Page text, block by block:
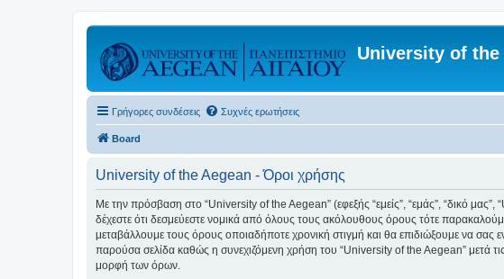
University of the
Γρήγορες συνδέσεις Συχνές ερωτήσεις
Board
University of the Aegean - Όροι χρήσης
Με την πρόσβαση στο “University of the Aegean” (εφεξής “εμείς”, “εμάς”, “δικό
δέχεστε ότι δεσμεύεστε νομικά από όλους τους ακόλουθους όρους τότε
μεταβάλλουμε τους όρους οποιαδήποτε χρονική στιγμή και θα επιδιώξουμε να
παρούσα σελίδα καθώς η συνεχιζόμενη χρήση του “University of the Aegean” μετά
μορφή των όρων.